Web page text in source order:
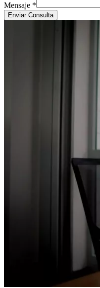
Mensaje *
Enviar Consulta